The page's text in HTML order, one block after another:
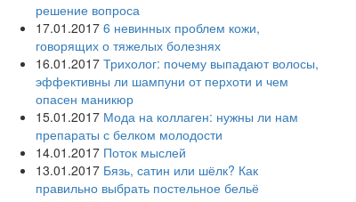
решение вопроса
17.01.2017 6 невинных проблем кожи,
говорящих о тяжелых болезнях
16.01.2017 Трихолог: почему выпадают волосы,
эффективны ли шампуни от перхоти и чем
опасен маникюр
15.01.2017 Мода на коллаген: нужны ли нам
препараты с белком молодости
14.01.2017 Поток мыслей
13.01.2017 Бязь, сатин или шёлк? Как
правильно выбрать постельное бельё